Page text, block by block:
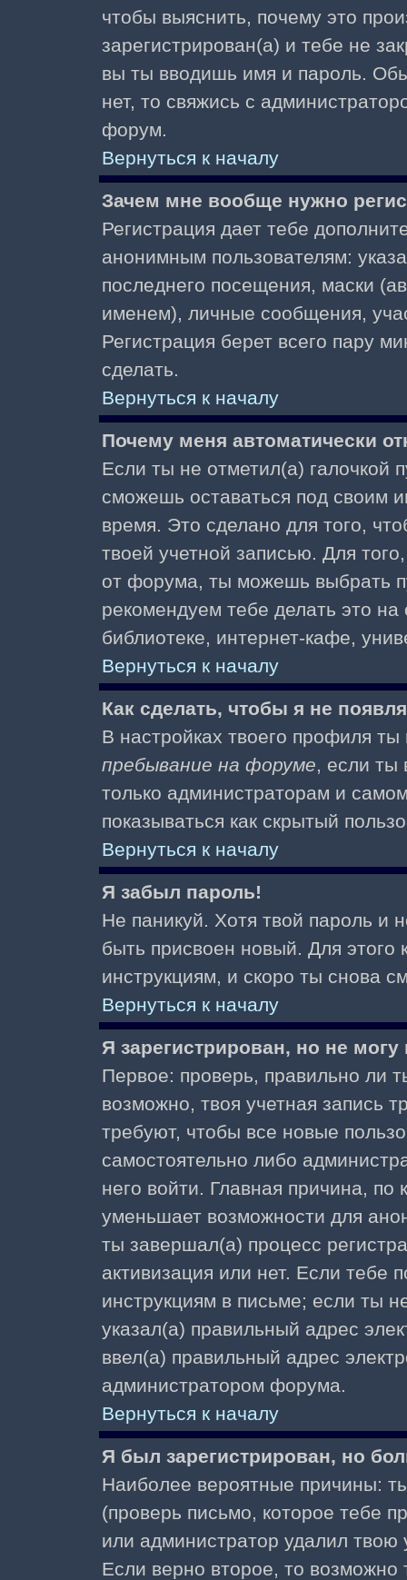
чтобы выяснить, почему это
зарегистрирован(а) и тебе не
вы ты вводишь имя и пароль.
нет, то свяжись с
форум.
Вернуться к началу
Зачем мне вообще нужно
Регистрация дает тебе
анонимным пользователям:
последнего посещения, маски
именем), личные сообщения,
Регистрация берет всего пару
сделать.
Вернуться к началу
Почему меня автоматически
Если ты не отметил(а) галочкой
сможешь оставаться под своим
время. Это сделано для того,
твоей учетной записью. Для
от форума, ты можешь выбрать
рекомендуем тебе делать это
библиотеке, интернет-кафе,
Вернуться к началу
Как сделать, чтобы я не
В настройках твоего профиля
пребывание на форуме, если
только администраторам и
показываться как скрытый
Вернуться к началу
Я забыл пароль!
Не паникуй. Хотя твой пароль и
быть присвоен новый. Для этого
инструкциям, и скоро ты снова
Вернуться к началу
Я зарегистрирован, но не могу
Первое: проверь, правильно ли
возможно, твоя учетная запись
требуют, чтобы все новые
самостоятельно либо
него войти. Главная причина,
уменьшает возможности для
ты завершал(а) процесс
активизация или нет. Если тебе
инструкциям в письме; если ты
указал(а) правильный адрес
ввел(а) правильный адрес
администратором форума.
Вернуться к началу
Я был зарегистрирован, но
Наиболее вероятные причины:
(проверь письмо, которое тебе
или администратор удалил твою
Если верно второе, то